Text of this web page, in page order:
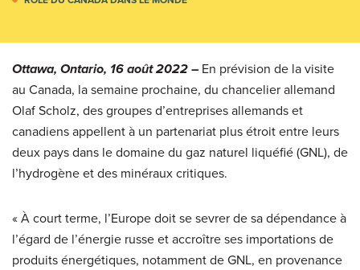
Ottawa, Ontario, 16 août 2022 – En prévision de la visite
au Canada, la semaine prochaine, du chancelier allemand
Olaf Scholz, des groupes d’entreprises allemands et
canadiens appellent à un partenariat plus étroit entre leurs
deux pays dans le domaine du gaz naturel liquéfié (GNL), de
l’hydrogène et des minéraux critiques.
« À court terme, l’Europe doit se sevrer de sa dépendance à
l’égard de l’énergie russe et accroître ses importations de
produits énergétiques, notamment de GNL, en provenance